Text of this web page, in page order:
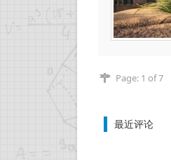
Page: 1 of 7
最近评论